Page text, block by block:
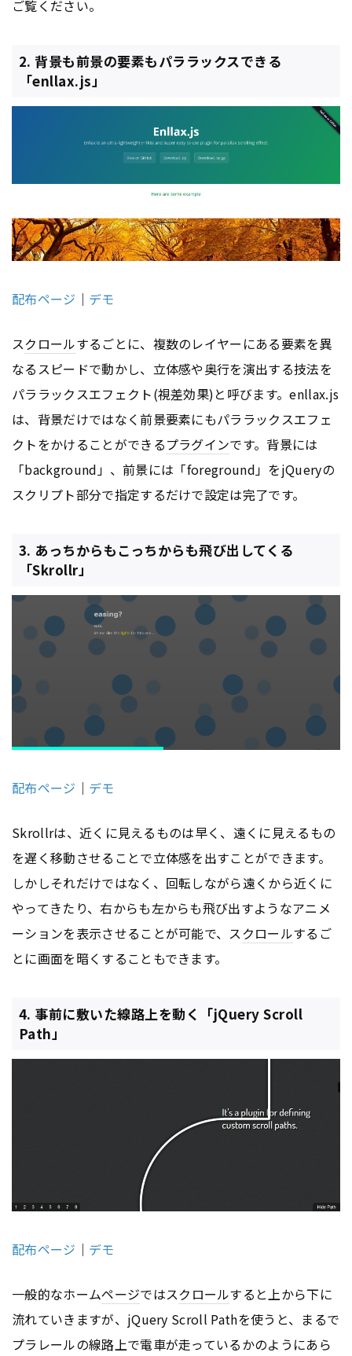
ご覧ください。
2. 背景も前景の要素もパララックスできる
「enllax.js」
配布ページ ｜ デモ
スクロールするごとに、複数のレイヤーにある要素を異
なるスピードで動かし、立体感や奥行を演出する技法を
パララックスエフェクト(視差効果)と呼びます。enllax.js
は、背景だけではなく前景要素にもパララックスエフェ
クトをかけることができるプラグインです。背景には
「background」、前景には「foreground」をjQueryの
スクリプト部分で指定するだけで設定は完了です。
3. あっちからもこっちからも飛び出してくる
「Skrollr」
配布ページ ｜ デモ
Skrollrは、近くに見えるものは早く、遠くに見えるもの
を遅く移動させることで立体感を出すことができます。
しかしそれだけではなく、回転しながら遠くから近くに
やってきたり、右からも左からも飛び出すようなアニメ
ーションを表示させることが可能で、スクロールするご
とに画面を暗くすることもできます。
4. 事前に敷いた線路上を動く「jQuery Scroll
Path」
配布ページ ｜ デモ
一般的なホームページではスクロールすると上から下に
流れていきますが、jQuery Scroll Pathを使うと、まるで
プラレールの線路上で電車が走っているかのようにあら